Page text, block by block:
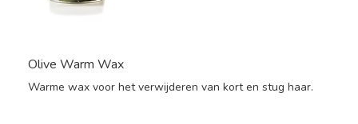
Olive Warm Wax
Warme wax voor het verwijderen van kort en stug haar.